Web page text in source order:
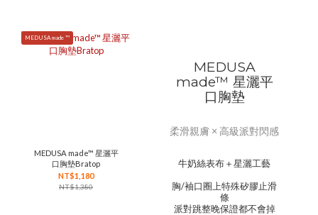
MEDUSA made ™
MEDUSA made™ 星灑平
口胸墊Bratop
NT$1,180
NT$1,380
MEDUSA
made™ 星灑平
口胸墊
柔滑親膚 × 高級派對閃感
牛奶絲表布＋星灑工藝
胸/袖口圈上特殊矽膠止滑
條
派對跳整晚保證都不會掉